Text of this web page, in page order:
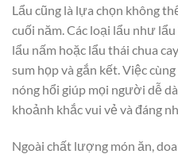
Lẩu cũng là lựa chọn không
cuối năm. Các loại lẩu như
lẩu nấm hoặc lẩu thái chua
sum họp và gắn kết. Việc
nóng hổi giúp mọi người dễ
khoảnh khắc vui vẻ và đáng
Ngoài chất lượng món ăn,